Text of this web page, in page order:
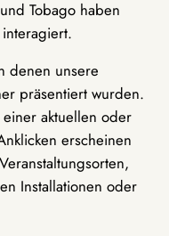
Tobago haben
denen unsere
präsentiert wurden.
aktuellen oder
erscheinen
Installationen oder